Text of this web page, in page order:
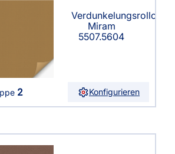
Verdunkelungsrollo
Miram
5507.5604
2 Konfigurieren